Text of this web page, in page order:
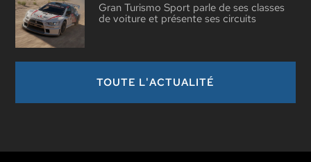
Gran Turismo Sport parle de ses classes
de voiture et présente ses circuits
TOUTE L'ACTUALITÉ